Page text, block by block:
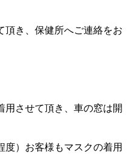
き、保健所へご連絡をお
用させて頂き、車の窓は開
度）お客様もマスクの着用